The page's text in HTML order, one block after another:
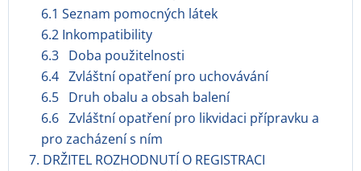
6.1 Seznam pomocných látek
6.2 Inkompatibility
6.3 Doba použitelnosti
6.4 Zvláštní opatření pro uchovávání
6.5 Druh obalu a obsah balení
6.6 Zvláštní opatření pro likvidaci přípravku a
pro zacházení s ním
7. DRŽITEL ROZHODNUTÍ O REGISTRACI